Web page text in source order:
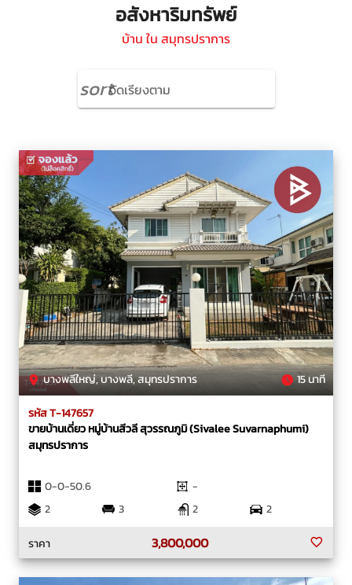
อสังหาริมทรัพย์
บ้าน ใน สมุทรปราการ
sortจัดเรียงตาม
บางพลีใหญ่, บางพลี, สมุทรปราการ 15 นาที
รหัส T-147657
ขายบ้านเดี่ยว หมู่บ้านสีวลี สุวรรณภูมิ (Sivalee Suvarnaphumi)
สมุทรปราการ
0-0-50.6
-
2
3 2
2
ราคา
3,800,000